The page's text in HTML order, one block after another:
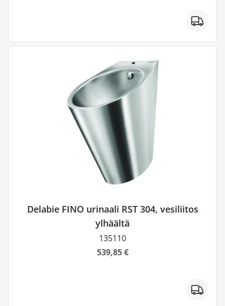
Delabie FINO urinaali RST 304, vesiliitos
ylhäältä
135110
539,85 €